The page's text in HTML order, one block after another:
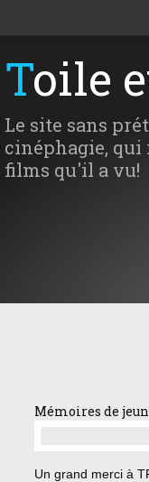
Toile
Le site sans
cinéphagie, qui
films qu'il a vu!
Mémoires de
Un grand merci à